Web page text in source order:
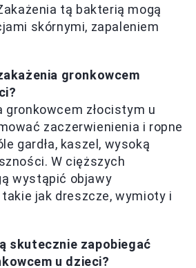
tą bakterią mogą
skórnymi, zapaleniem
gronkowcem
gronkowcem złocistym u
zaczerwienienia i ropne
gardła, kaszel, wysoką
W cięższych
wystąpić objawy
jak dreszcze, wymioty i
skutecznie zapobiegać
u dzieci?